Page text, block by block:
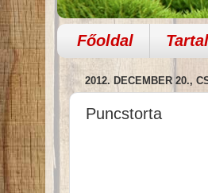
Főoldal
2012. DECEMBER 20.,
Puncstorta